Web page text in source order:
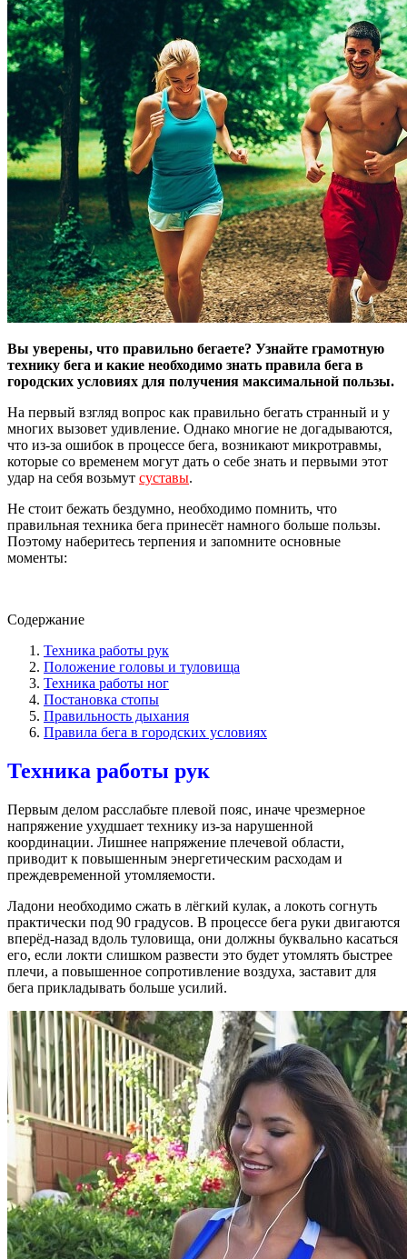
Вы уверены, что правильно бегаете? Узнайте грамотную
технику бега и какие необходимо знать правила бега в
городских условиях для получения максимальной пользы.
На первый взгляд вопрос как правильно бегать странный и у
многих вызовет удивление. Однако многие не догадываются,
что из-за ошибок в процессе бега, возникают микротравмы,
которые со временем могут дать о себе знать и первыми этот
удар на себя возьмут суставы.
Не стоит бежать бездумно, необходимо помнить, что
правильная техника бега принесёт намного больше пользы.
Поэтому наберитесь терпения и запомните основные
моменты:
Содержание
Техника работы рук
Положение головы и туловища
Техника работы ног
Постановка стопы
Правильность дыхания
Правила бега в городских условиях
Техника работы рук
Первым делом расслабьте плевой пояс, иначе чрезмерное
напряжение ухудшает технику из-за нарушенной
координации. Лишнее напряжение плечевой области,
приводит к повышенным энергетическим расходам и
преждевременной утомляемости.
Ладони необходимо сжать в лёгкий кулак, а локоть согнуть
практически под 90 градусов. В процессе бега руки двигаются
вперёд-назад вдоль туловища, они должны буквально касаться
его, если локти слишком развести это будет утомлять быстрее
плечи, а повышенное сопротивление воздуха, заставит для
бега прикладывать больше усилий.